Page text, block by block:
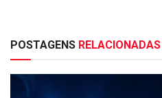
POSTAGENS RELACIONADAS